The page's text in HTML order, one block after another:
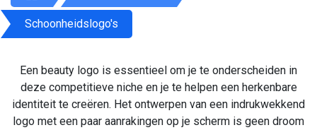
Schoonheidslogo's
Een beauty logo is essentieel om je te onderscheiden in
deze competitieve niche en je te helpen een herkenbare
identiteit te creëren. Het ontwerpen van een indrukwekkend
logo met een paar aanrakingen op je scherm is geen droom